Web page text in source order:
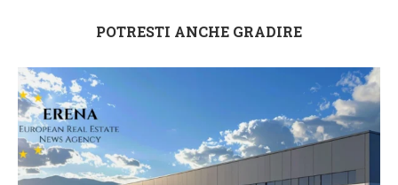
POTRESTI ANCHE GRADIRE